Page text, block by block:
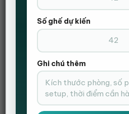
Số ghế dự kiến
Ghi chú thêm